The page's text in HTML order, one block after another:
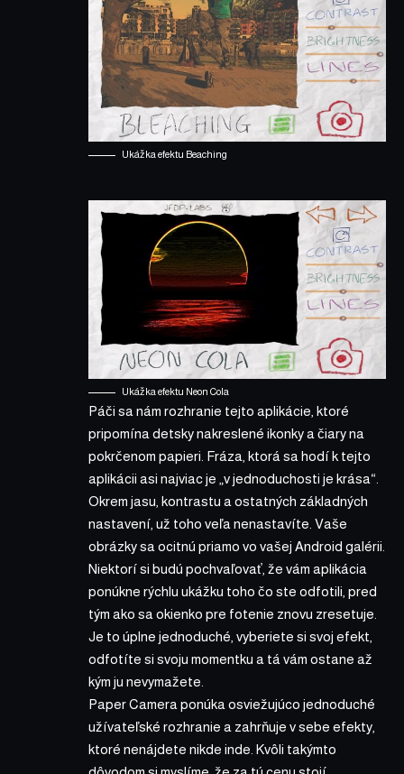
Ukážka efektu Beaching
Ukážka efektu Neon Cola
Páči sa nám rozhranie tejto aplikácie, ktoré
pripomína detsky nakreslené ikonky a čiary na
pokrčenom papieri. Fráza, ktorá sa hodí k tejto
aplikácii asi najviac je „v jednoduchosti je krása“.
Okrem jasu, kontrastu a ostatných základných
nastavení, už toho veľa nenastavíte. Vaše
obrázky sa ocitnú priamo vo vašej Android galérii.
Niektorí si budú pochvaľovať, že vám aplikácia
ponúkne rýchlu ukážku toho čo ste odfotili, pred
tým ako sa okienko pre fotenie znovu zresetuje.
Je to úplne jednoduché, vyberiete si svoj efekt,
odfotíte si svoju momentku a tá vám ostane až
kým ju nevymažete.
Paper Camera ponúka osviežujúco jednoduché
užívateľské rozhranie a zahrňuje v sebe efekty,
ktoré nenájdete nikde inde. Kvôli takýmto